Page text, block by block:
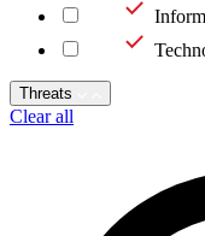
Threats
Clear all